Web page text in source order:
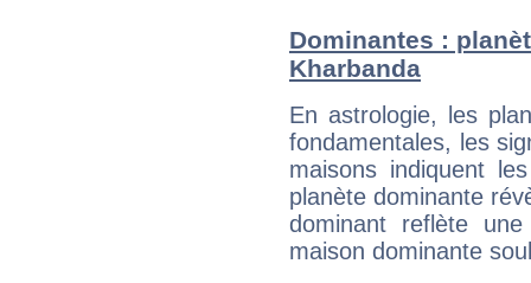
Dominantes :
Kharbanda
En astrologie, les
fondamentales, les
maisons indiquent
planète dominante
dominant reflète
maison dominante